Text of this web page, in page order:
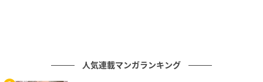
人気連載マンガランキング